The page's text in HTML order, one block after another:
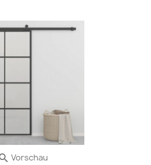
Vorschau